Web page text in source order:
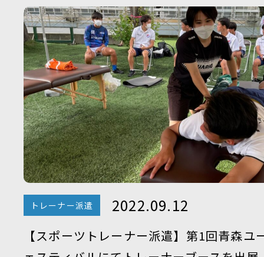
トレーナー派遣 2022.09.12
【スポーツトレーナー派遣】第1回青森ユ